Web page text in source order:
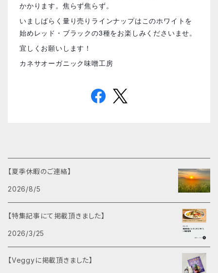
かかります。焦らず焦らず。
いましばらく量り売りラインナップはこのホワイトを
始めレッド・ブラックの3種をお楽しみくださいませ。
宜しくお願いします！
カネサオーガニック味噌工房
【夏季休暇のご連絡】
2026/8/5
【特集記事にて掲載頂きました】
2026/3/25
【Veggyに掲載頂きました】